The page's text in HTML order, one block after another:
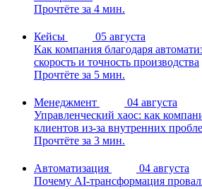
Прочтёте за 4 мин.
Кейсы
05 августа
Как компания благодаря
скорость и точность производства
Прочтёте за 5 мин.
Менеджмент
04 августа
Управленческий хаос: как
клиентов из-за внутренних
Прочтёте за 3 мин.
Автоматизация
04 августа
Почему AI-трансформация